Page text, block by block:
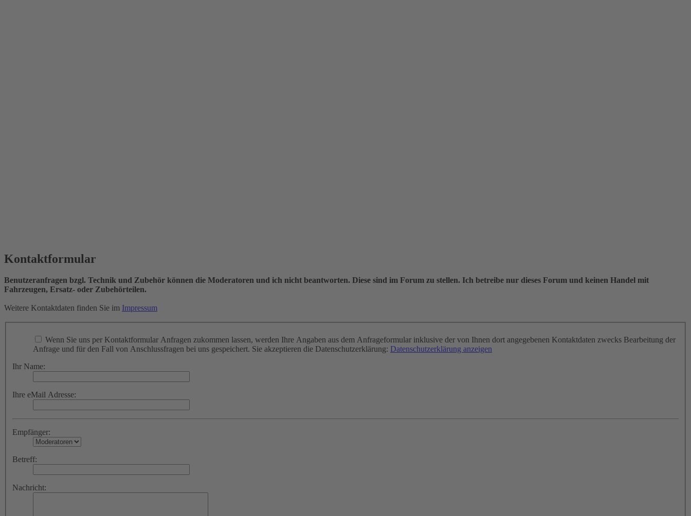
Kontaktformular
Benutzeranfragen bzgl. Technik und Zubehör können die Moderatoren und ich nicht beantworten. Diese sind im Forum zu stellen. Ich betreibe nur dieses Forum und keinen Handel mit
Fahrzeugen, Ersatz- oder Zubehörteilen.
Weitere Kontaktdaten finden Sie im Impressum
Wenn Sie uns per Kontaktformular Anfragen zukommen lassen, werden Ihre Angaben aus dem Anfrageformular inklusive der von Ihnen dort angegebenen Kontaktdaten zwecks Bearbeitung der
Anfrage und für den Fall von Anschlussfragen bei uns gespeichert. Sie akzeptieren die Datenschutzerklärung: Datenschutzerklärung anzeigen
Ihr Name:
Ihre eMail Adresse:
Empfänger:
Betreff:
Nachricht: